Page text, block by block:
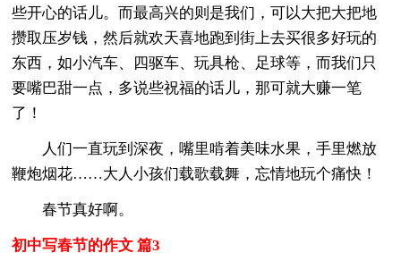
些开心的话儿。而最高兴的则是我们，可以大把大把地
攒取压岁钱，然后就欢天喜地跑到街上去买很多好玩的
东西，如小汽车、四驱车、玩具枪、足球等，而我们只
要嘴巴甜一点，多说些祝福的话儿，那可就大赚一笔
了！
人们一直玩到深夜，嘴里啃着美味水果，手里燃放
鞭炮烟花……大人小孩们载歌载舞，忘情地玩个痛快！
春节真好啊。
初中写春节的作文 篇3